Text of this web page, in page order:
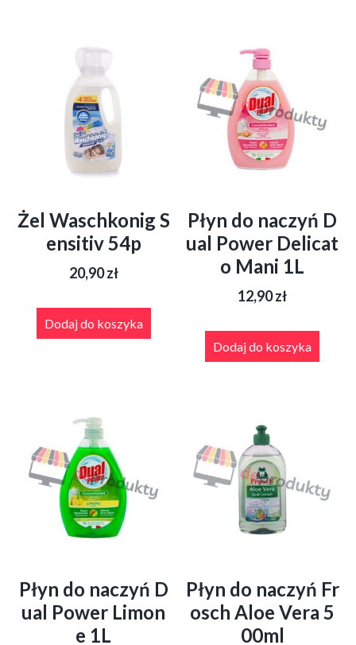
Żel Waschkonig S
ensitiv 54p
20,90zł
Dodaj do koszyka
Płyn do naczyń D
ual Power Delicat
o Mani 1L
12,90zł
Dodaj do koszyka
Płyn do naczyń D
ual Power Limon
e 1L
Płyn do naczyń Fr
osch Aloe Vera 5
00ml